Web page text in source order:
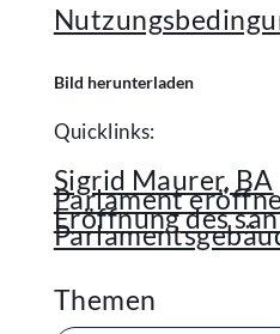
Bild herunterladen
Quicklinks:
Sigrid Maurer, BA
Parlament
Eröffnung des
Themen